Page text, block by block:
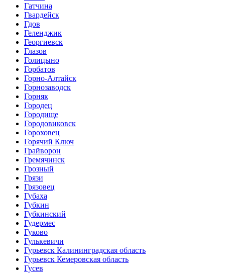
Гатчина
Гвардейск
Гдов
Геленджик
Георгиевск
Глазов
Голицыно
Горбатов
Горно-Алтайск
Горнозаводск
Горняк
Городец
Городище
Городовиковск
Гороховец
Горячий Ключ
Грайворон
Гремячинск
Грозный
Грязи
Грязовец
Губаха
Губкин
Губкинский
Гудермес
Гуково
Гулькевичи
Гурьевск Калининградская область
Гурьевск Кемеровская область
Гусев